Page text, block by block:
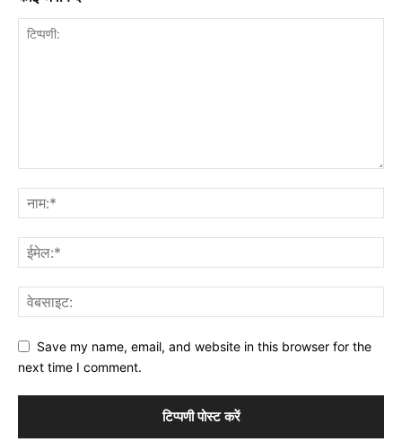
Save my name, email, and website in this browser for the
next time I comment.